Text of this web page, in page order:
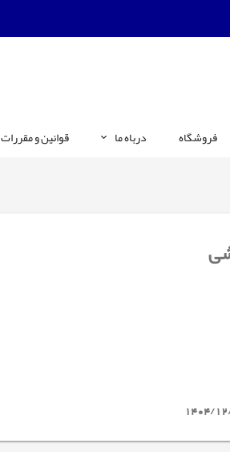
فروشگاه درباه ما قوانین و مقررات